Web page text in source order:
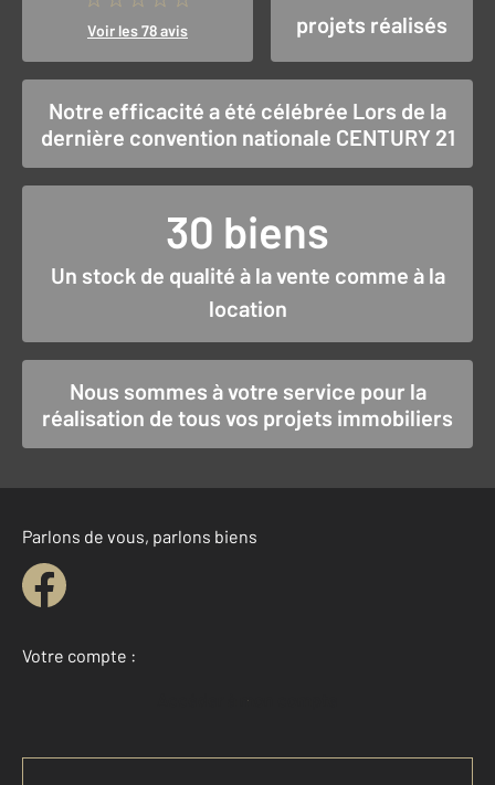
Voir les 78 avis projets réalisés
Notre efficacité a été célébrée Lors de la
dernière convention nationale CENTURY 21
30 biens
Un stock de qualité à la vente comme à la
location
Nous sommes à votre service pour la
réalisation de tous vos projets immobiliers
Parlons de vous, parlons biens
Votre compte :
Accéder à mon compte